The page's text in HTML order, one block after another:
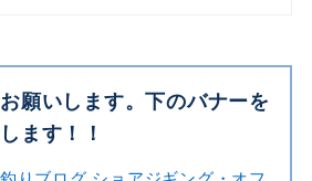
願いします。下のバナーを
ます！！